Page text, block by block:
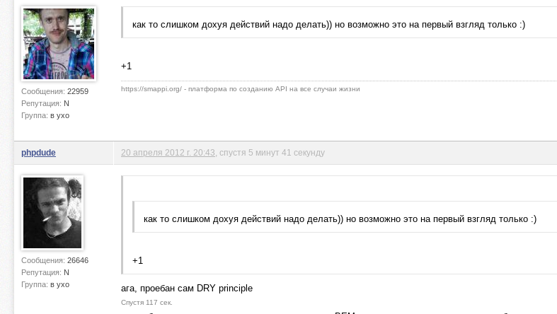
Сообщения: 22959
Репутация: N
Группа: в ухо
как то слишком дохуя действий надо делать)) но возможно это на первый взгляд только :)
+1
https://smappi.org/ - платформа по созданию API на все случаи жизни
phpdude
Сообщения: 26646
Репутация: N
Группа: в ухо
20 апреля 2012 г. 20:43 , спустя 5 минут 41 секунду
как то слишком дохуя действий надо делать)) но возможно это на первый взгляд только :)
+1
ага, проебан сам DRY principle
Спустя 117 сек.